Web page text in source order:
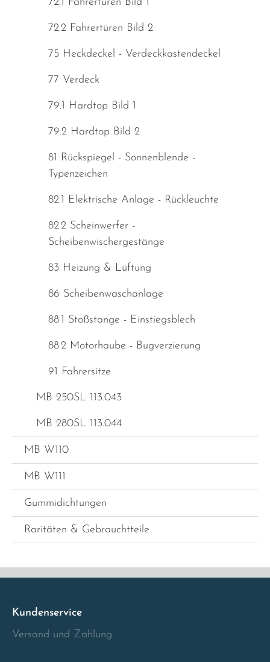
72.1 Fahrertüren Bild 1
72.2 Fahrertüren Bild 2
75 Heckdeckel - Verdeckkastendeckel
77 Verdeck
79.1 Hardtop Bild 1
79.2 Hardtop Bild 2
81 Rückspiegel - Sonnenblende -
Typenzeichen
82.1 Elektrische Anlage - Rückleuchte
82.2 Scheinwerfer -
Scheibenwischergestänge
83 Heizung & Lüftung
86 Scheibenwaschanlage
88.1 Stoßstange - Einstiegsblech
88.2 Motorhaube - Bugverzierung
91 Fahrersitze
MB 250SL 113.043
MB 280SL 113.044
MB W110
MB W111
Gummidichtungen
Raritäten & Gebrauchtteile
Kundenservice
Versand und Zahlung